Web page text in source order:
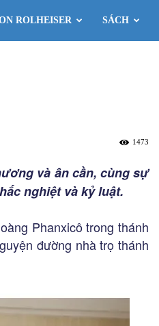
ROLHEISER SÁCH
1473
và ân cần, cùng sự
nghiệt và kỷ luật.
Phanxicô trong thánh
đường nhà trọ thánh